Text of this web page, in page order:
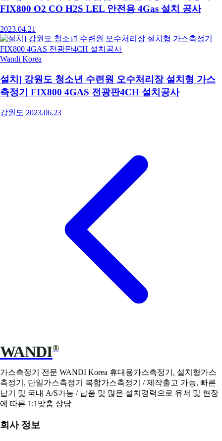
FIX800 O2 CO H2S LEL 안전용 4Gas 설치 공사
2023.04.21
Wandi Korea
설치] 강원도 청소년 수련원 오수처리장 설치형 가스
측정기 FIX800 4GAS 전광판4CH 설치공사
강원도 2023.06.23
WANDI®
가스측정기 전문 WANDI Korea 휴대용가스측정기, 설치형가스
측정기, 단일가스측정기 복합가스측정기 / 제작출고 가능, 빠른
납기 및 국내 A/S가능 / 납품 및 많은 설치경력으로 유저 및 현장
에 따른 1:1맞춤 상담
회사 정보